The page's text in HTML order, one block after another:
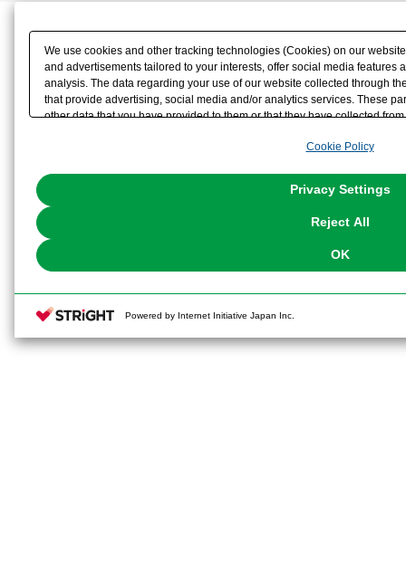
We use cookies and other tracking technologies (Cookies) on our
and advertisements tailored to your interests, offer social media features
analysis. The data regarding your use of our website collected through
that provide advertising, social media and/or analytics services. These
other data that you have provided to them or that they have collected
the use of all Cookies except for Strictly Necessary Cookies, please
You can change your consent or rejection settings at any time via
Cookie Policy
Privacy Settings
Reject All
OK
Powered by Internet Initiative Japan Inc.